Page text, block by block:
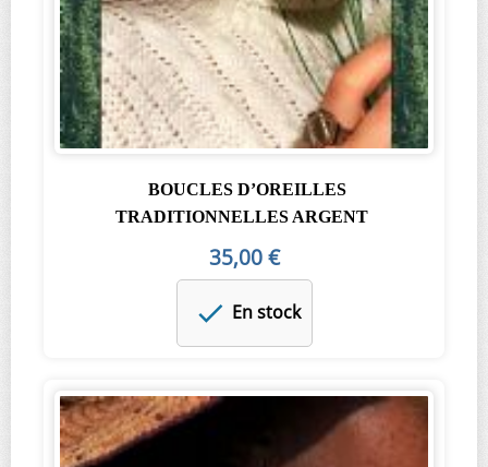
BOUCLES D’OREILLES
TRADITIONNELLES ARGENT
35,00 €
En stock